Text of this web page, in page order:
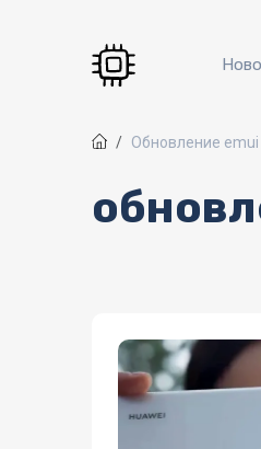
Обновление emui